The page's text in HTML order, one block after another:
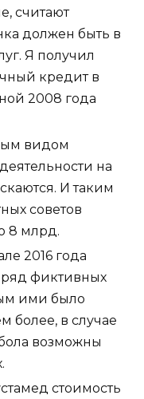
считают
должен быть в
Я получил
кредит в
2008 года
видом
на
И таким
советов
8 млрд.
2016 года
фиктивных
ими было
более, в случае
возможны
стоимость